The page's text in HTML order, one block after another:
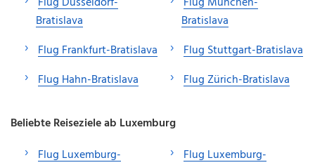
Bratislava
Flug Frankfurt-Bratislava
Flug Hahn-Bratislava
Bratislava
Flug Stuttgart-Bratislava
Flug Zürich-Bratislava
Beliebte Reiseziele ab Luxemburg
Flug Luxemburg-
Flug Luxemburg-